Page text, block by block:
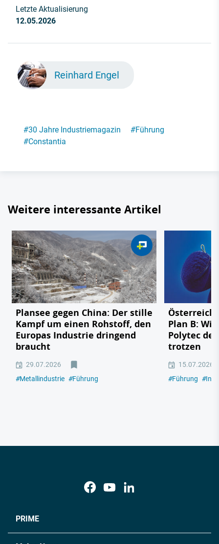
Letzte Aktualisierung
12.05.2026
Reinhard Engel
#30 Jahre Industriemagazin #Führung
#Constantia
Weitere interessante Artikel
Plansee gegen China: Der stille
Kampf um einen Rohstoff, den
Europas Industrie dringend
braucht
29.07.2026
#Metallindustrie #Führung
Plan B:
Polytec
trotzen
15.07.2026
#Führung #
PRIME